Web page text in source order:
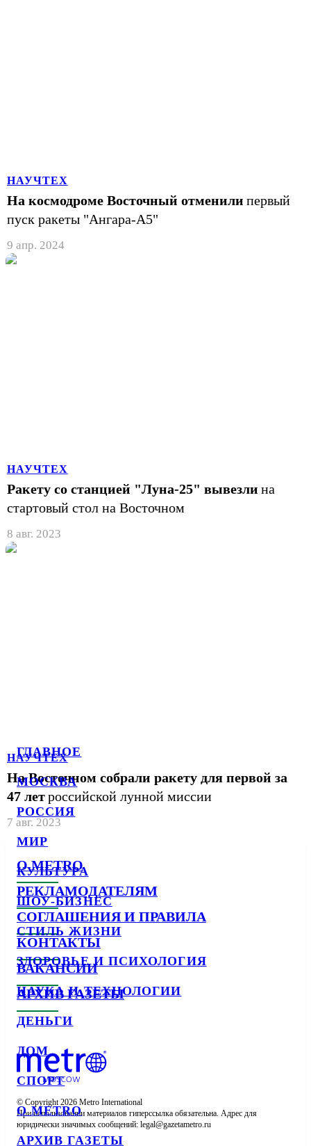
ГЛАВНОЕ
МОСКВА
РОССИЯ
МИР
КУЛЬТУРА
ШОУ-БИЗНЕС
СТИЛЬ ЖИЗНИ
ЗДОРОВЬЕ И ПСИХОЛОГИЯ
НАУКА И ТЕХНОЛОГИИ
ДЕНЬГИ
ДОМ
СПОРТ
О METRO
АРХИВ ГАЗЕТЫ
НАУЧТЕХ
На космодроме Восточный отменили первый
пуск ракеты "Ангара-А5"
9 апр. 2024
НАУЧТЕХ
Ракету со станцией "Луна-25" вывезли на
стартовый стол на Восточном
8 авг. 2023
НАУЧТЕХ
На Восточном собрали ракету для первой за
47 летроссийской лунной миссии
7 авг. 2023
О METRO
РЕКЛАМОДАТЕЛЯМ
СОГЛАШЕНИЯ И ПРАВИЛА
КОНТАКТЫ
ВАКАНСИИ
АРХИВ ГАЗЕТЫ
© Copyright 2026 Metro International
При использовании материалов гиперссылка обязательна. Адрес для
юридически значимых сообщений: